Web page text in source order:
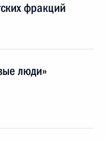
фракций
люди»